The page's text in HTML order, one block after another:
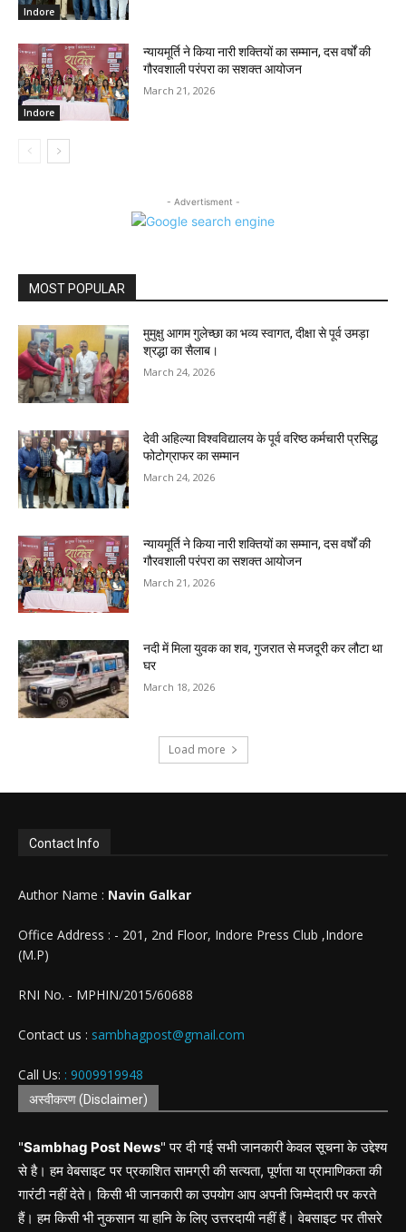
Indore
Indore
न्यायमूर्ति ने किया नारी शक्तियों का सम्मान, दस वर्षों की
गौरवशाली परंपरा का सशक्त आयोजन
March 21, 2026
- Advertisment -
MOST POPULAR
मुमुक्षु आगम गुलेच्छा का भव्य स्वागत, दीक्षा से पूर्व उमड़ा
श्रद्धा का सैलाब।
March 24, 2026
देवी अहिल्या विश्वविद्यालय के पूर्व वरिष्ठ कर्मचारी प्रसिद्ध
फोटोग्राफर का सम्मान
March 24, 2026
न्यायमूर्ति ने किया नारी शक्तियों का सम्मान, दस वर्षों की
गौरवशाली परंपरा का सशक्त आयोजन
March 21, 2026
नदी में मिला युवक का शव, गुजरात से मजदूरी कर लौटा था
घर
March 18, 2026
Load more
Contact Info
Author Name : Navin Galkar
Office Address : - 201, 2nd Floor, Indore Press Club ,Indore
(M.P)
RNI No. - MPHIN/2015/60688
Contact us : sambhagpost@gmail.com
Call Us: : 9009919948
अस्वीकरण (Disclaimer)
"Sambhag Post News" पर दी गई सभी जानकारी केवल सूचना के उद्देश्य
से है। हम वेबसाइट पर प्रकाशित सामग्री की सत्यता, पूर्णता या प्रामाणिकता की
गारंटी नहीं देते। किसी भी जानकारी का उपयोग आप अपनी जिम्मेदारी पर करते
हैं। हम किसी भी नुकसान या हानि के लिए उत्तरदायी नहीं हैं। वेबसाइट पर तीसरे